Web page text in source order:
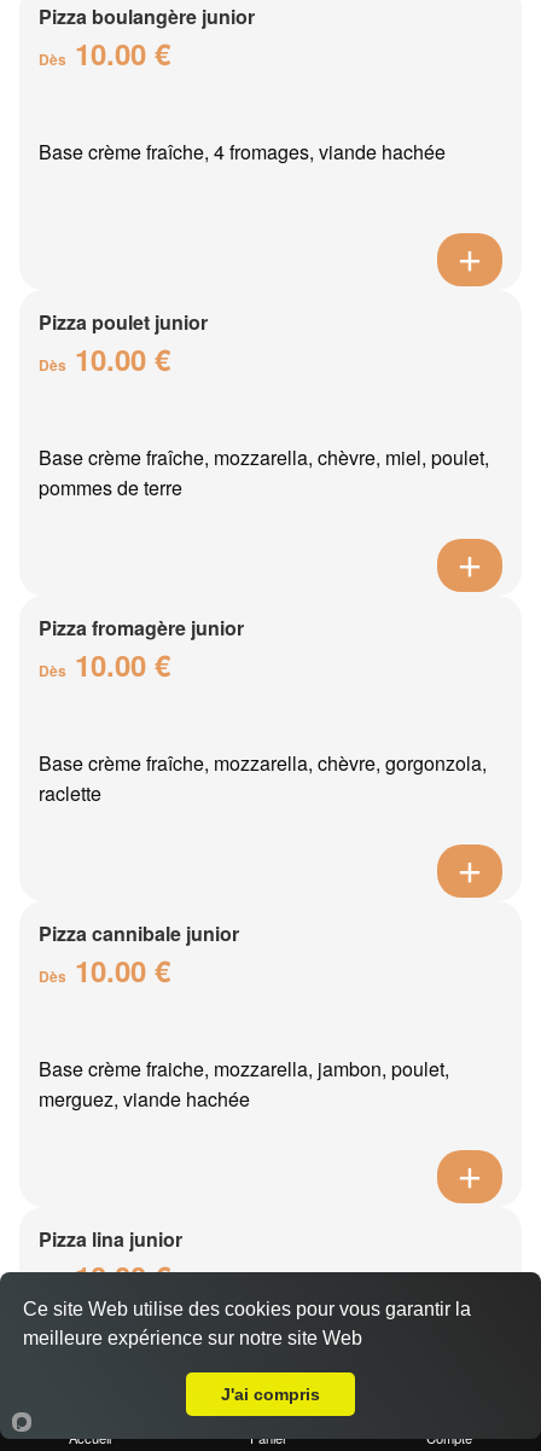
Pizza boulangère junior
Dès 10.00 €
Base crème fraîche, 4 fromages, viande hachée
Pizza poulet junior
Dès 10.00 €
Base crème fraîche, mozzarella, chèvre, miel, poulet,
pommes de terre
Pizza fromagère junior
Dès 10.00 €
Base crème fraîche, mozzarella, chèvre, gorgonzola,
raclette
Pizza cannibale junior
Dès 10.00 €
Base crème fraiche, mozzarella, jambon, poulet,
merguez, viande hachée
Pizza lina junior
10.00 €
Base crème fraîche, mozzarella, boursin, thon, oeuf,
Accueil Panier Compte
Ce site Web utilise des cookies pour vous garantir la
meilleure expérience sur notre site Web
J'ai compris